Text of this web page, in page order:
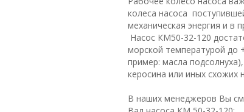
колеса насоса
механическая энергия и в
Насос КМ50-32-120
морской температурой до
пример: масла
керосина или иных схожих
В наших менеджеров Вы